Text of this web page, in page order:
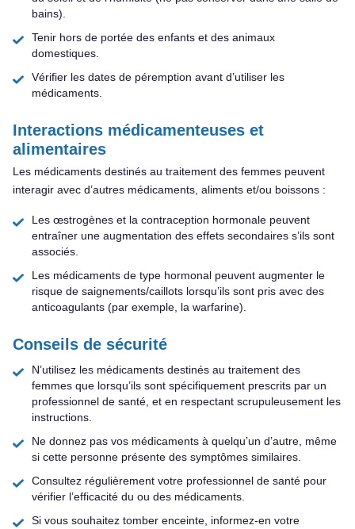
bains).
Tenir hors de portée des enfants et des animaux
domestiques.
Vérifier les dates de péremption avant d’utiliser les
médicaments.
Interactions médicamenteuses et
alimentaires
Les médicaments destinés au traitement des femmes peuvent
interagir avec d’autres médicaments, aliments et/ou boissons :
Les œstrogènes et la contraception hormonale peuvent
entraîner une augmentation des effets secondaires s’ils sont
associés.
Les médicaments de type hormonal peuvent augmenter le
risque de saignements/caillots lorsqu’ils sont pris avec des
anticoagulants (par exemple, la warfarine).
Conseils de sécurité
N’utilisez les médicaments destinés au traitement des
femmes que lorsqu’ils sont spécifiquement prescrits par un
professionnel de santé, et en respectant scrupuleusement les
instructions.
Ne donnez pas vos médicaments à quelqu’un d’autre, même
si cette personne présente des symptômes similaires.
Consultez régulièrement votre professionnel de santé pour
vérifier l’efficacité du ou des médicaments.
Si vous souhaitez tomber enceinte, informez-en votre